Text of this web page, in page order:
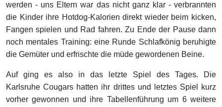
werden - uns Eltern war das nicht ganz klar - verbrannten
die Kinder ihre Hotdog-Kalorien direkt wieder beim kicken,
Fangen spielen und Rad fahren. Zu Ende der Pause dann
noch mentales Training: eine Runde Schlafkönig beruhigte
die Gemüter und erfrischte die müde gewordenen Beine.
Auf ging es also in das letzte Spiel des Tages. Die
Karlsruhe Cougars hatten ihr drittes und letztes Spiel kurz
vorher gewonnen und ihre Tabellenführung um 6 weitere